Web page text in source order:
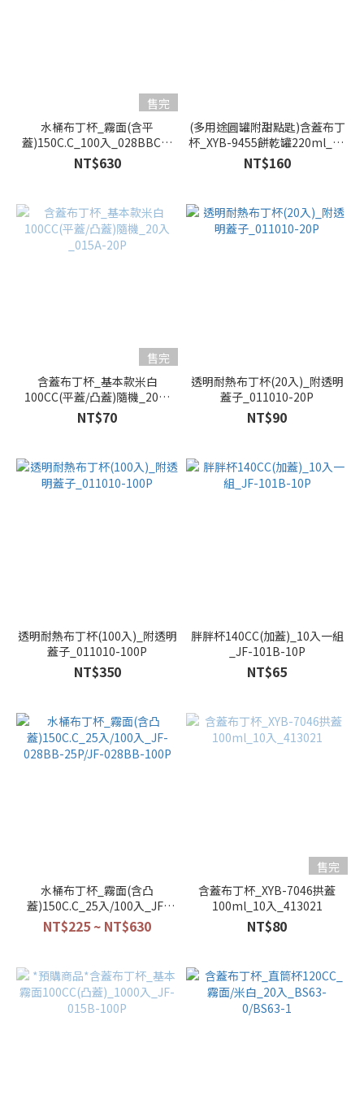
售完
水桶布丁杯_霧面(含平
蓋)150C.C_100入_028BBC5-
100P
NT$630
(多用途圓罐附甜點匙)含蓋布丁
杯_XYB-9455餅乾罐220ml_10
入_413025
NT$160
售完
含蓋布丁杯_基本款米白
100CC(平蓋/凸蓋)隨機_20入
_015A-20P
NT$70
透明耐熱布丁杯(20入)_附透明
蓋子_011010-20P
NT$90
透明耐熱布丁杯(100入)_附透明
蓋子_011010-100P
NT$350
胖胖杯140CC(加蓋)_10入一組
_JF-101B-10P
NT$65
水桶布丁杯_霧面(含凸
蓋)150C.C_25入/100入_JF-
028BB-25P/JF-028BB-100P
NT$225 ~ NT$630
售完
含蓋布丁杯_XYB-7046拱蓋
100ml_10入_413021
NT$80